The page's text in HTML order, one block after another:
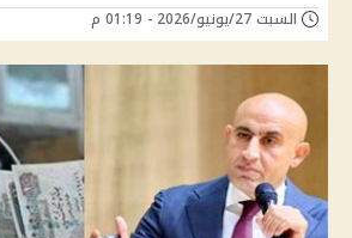
السبت 27/يونيو/2026 - 01:19 م